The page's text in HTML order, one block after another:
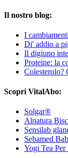
Il nostro blog:
I
Di' addio a
Il digiuno
Proteine: la
Colesterolo?
Scopri VitalAbo:
Solgar®
Alnatura
Sensilab
Sebamed
Yogi Tea Per